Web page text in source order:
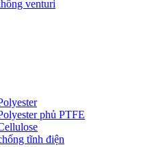
venturi
phủ PTFE
tĩnh điện